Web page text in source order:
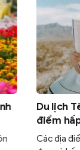
Du lịch
điểm
Các địa